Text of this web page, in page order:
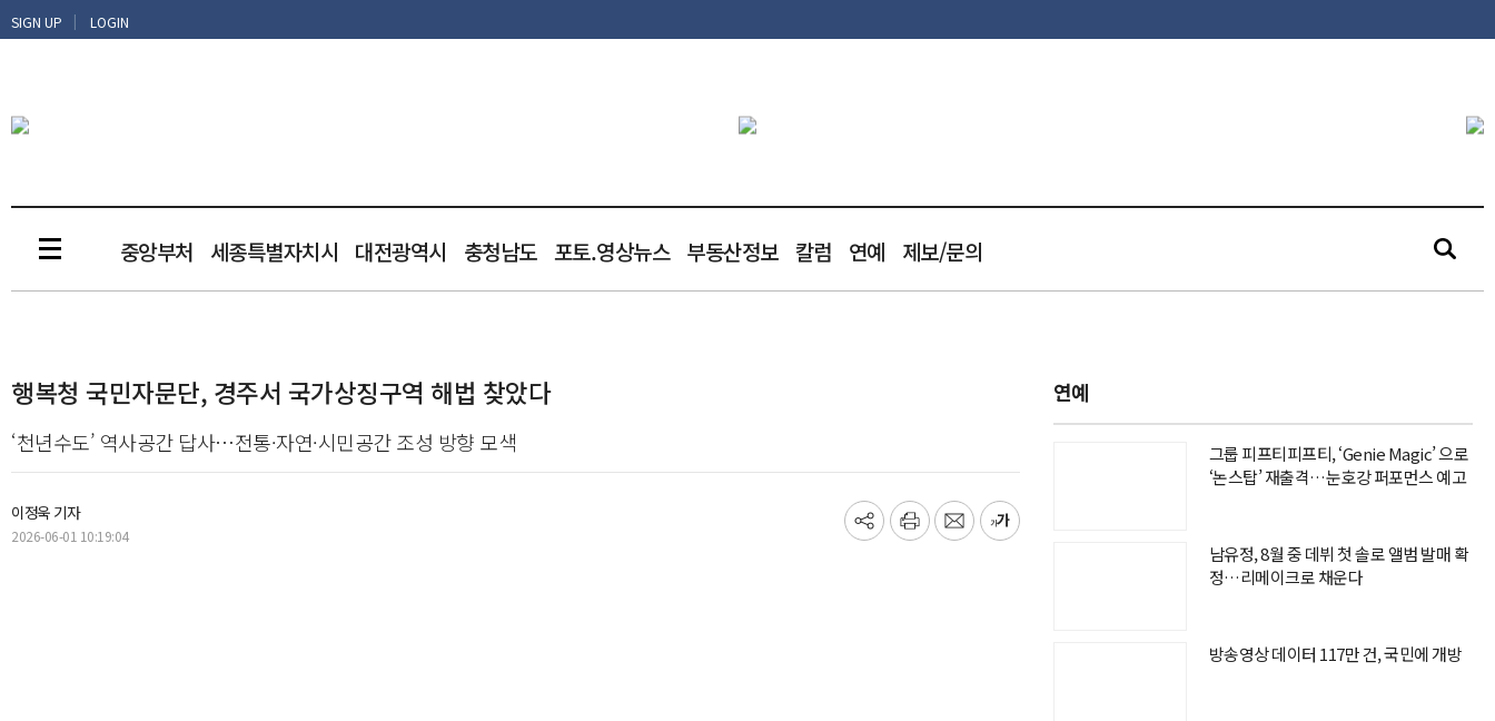
SIGN UP | LOGIN
중앙부처 세종특별자치시 대전광역시 충청남도 포토.영상뉴스 부동산정보 칼럼 연예 제보/문의
행복청 국민자문단, 경주서 국가상징구역 해법 찾았다
‘천년수도’ 역사공간 답사…전통·자연·시민공간 조성 방향 모색
이정욱 기자
2026-06-01 10:19:04
기
프
메
글
연예
그룹 피프티피프티, ‘Genie Magic’ 으로
‘논스탑’ 재출격…눈호강 퍼포먼스 예고
남유정, 8월 중 데뷔 첫 솔로 앨범 발매 확
정…리메이크로 채운다
방송영상 데이터 117만 건, 국민에 개방